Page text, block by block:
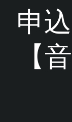
申
【